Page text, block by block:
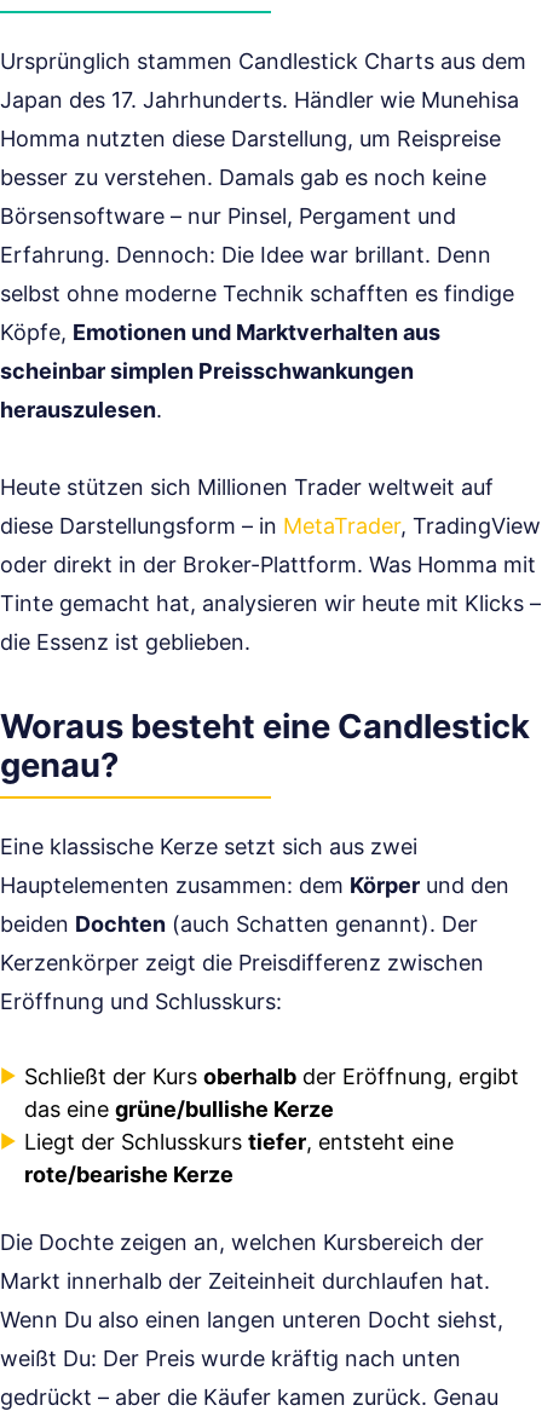
Ursprünglich stammen Candlestick Charts aus dem
Japan des 17. Jahrhunderts. Händler wie Munehisa
Homma nutzten diese Darstellung, um Reispreise
besser zu verstehen. Damals gab es noch keine
Börsensoftware – nur Pinsel, Pergament und
Erfahrung. Dennoch: Die Idee war brillant. Denn
selbst ohne moderne Technik schafften es findige
Köpfe, Emotionen und Marktverhalten aus
scheinbar simplen Preisschwankungen
herauszulesen.
Heute stützen sich Millionen Trader weltweit auf
diese Darstellungsform – in MetaTrader, TradingView
oder direkt in der Broker-Plattform. Was Homma mit
Tinte gemacht hat, analysieren wir heute mit Klicks –
die Essenz ist geblieben.
Woraus besteht eine Candlestick
genau?
Eine klassische Kerze setzt sich aus zwei
Hauptelementen zusammen: dem Körper und den
beiden Dochten (auch Schatten genannt). Der
Kerzenkörper zeigt die Preisdifferenz zwischen
Eröffnung und Schlusskurs:
Schließt der Kurs oberhalb der Eröffnung, ergibt
das eine grüne/bullishe Kerze
Liegt der Schlusskurs tiefer, entsteht eine
rote/bearishe Kerze
Die Dochte zeigen an, welchen Kursbereich der
Markt innerhalb der Zeiteinheit durchlaufen hat.
Wenn Du also einen langen unteren Docht siehst,
weißt Du: Der Preis wurde kräftig nach unten
gedrückt – aber die Käufer kamen zurück. Genau